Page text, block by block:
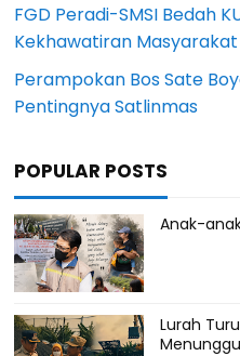
FGD Peradi-SMSI Bedah
Kekhawatiran Masyarakat
Perampokan Bos Sate
Pentingnya Satlinmas
POPULAR POSTS
Anak-
Lurah